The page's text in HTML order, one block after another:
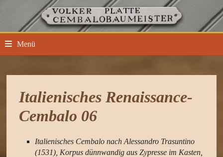
springen
Menü
Italienisches Renaissance-
Cembalo 06
Italienisches Cembalo nach Alessandro Trasuntino
(1531), Korpus dünnwandig aus Zypresse im Kasten,